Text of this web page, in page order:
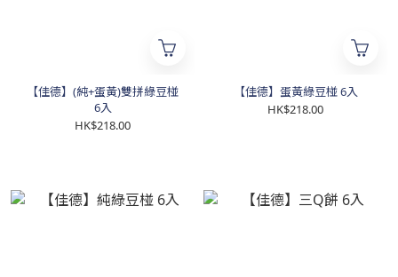
【佳德】(純+蛋黃)雙拼綠豆椪
6入
HK$218.00
【佳德】蛋黃綠豆椪 6入
HK$218.00